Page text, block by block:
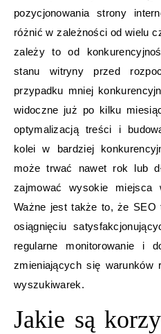
pozycjonowania strony
różnić w zależności od wielu
zależy to od
stanu witryny przed
przypadku mniej
widoczne już po kilku
optymalizacją treści i
kolei w bardziej
może trwać nawet rok lub
zajmować wysokie miejsca
Ważne jest także to, że SEO
osiągnięciu
regularne monitorowanie i
zmieniających się warunków
wyszukiwarek.
Jakie są